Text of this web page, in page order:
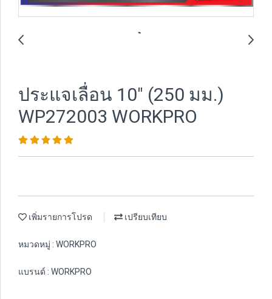
ประแจเลื่อน 10" (250 มม.)
WP272003 WORKPRO
เพิ่มรายการโปรด เปรียบเทียบ
หมวดหมู่ : WORKPRO
แบรนด์ : WORKPRO